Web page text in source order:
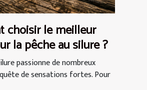
choisir le meilleur
la pêche au silure ?
passionne de nombreux
de sensations fortes. Pour